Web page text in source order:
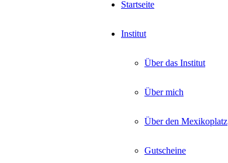
Startseite
Institut
Über das Institut
Über mich
Über den Mexikoplatz
Gutscheine